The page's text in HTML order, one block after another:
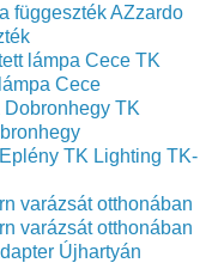
függesztékAZzardo
lámpa Cece TK
Cece
TK
TK Lighting TK-
varázsát otthonában
varázsát otthonában
Újhartyán